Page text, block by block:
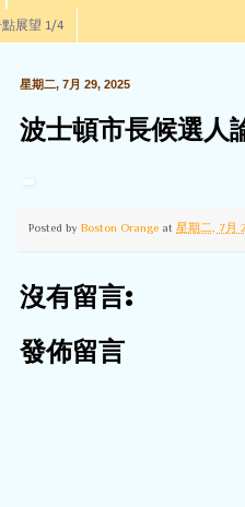
點展望 1/4
星期二, 7月 29, 2025
波士頓市長候選人
Posted by Boston Orange at 星期二, 7月
沒有留言:
發佈留言